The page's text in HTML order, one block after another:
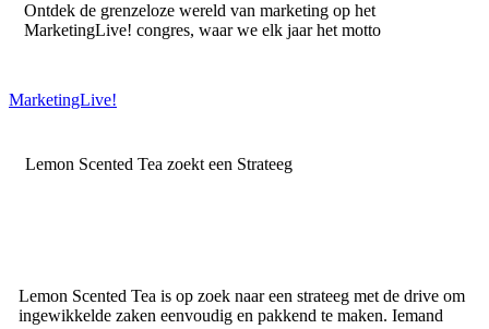
Ontdek de grenzeloze wereld van marketing op het
MarketingLive! congres, waar we elk jaar het motto
MarketingLive!
Lemon Scented Tea zoekt een Strateeg
Lemon Scented Tea is op zoek naar een strateeg met de drive om
ingewikkelde zaken eenvoudig en pakkend te maken. Iemand